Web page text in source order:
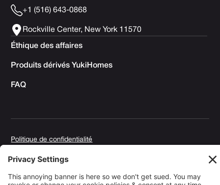
+1 (516) 643-0868
Rockville Center, New York 11570
Éthique des affaires
Produits dérivés YukiHomes
FAQ
Copyright © 2025 Yuki Homes | Propulsé paravianu. ™
Politique de confidentialité
Politique en matière de cookies